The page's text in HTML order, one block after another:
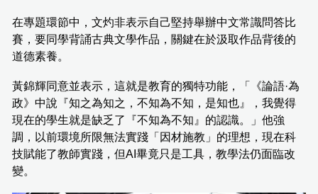
在專題環節中，文灼非表示自己堅持舉辦中文常識問答比
賽，要同學背誦古典文學作品，關鍵在於汲取作品背後的
道德素養。
黃錦輝同意並表示，這就是教育的獨特功能，「《論語·為
政》中說『知之為知之，不知為不知，是知也』，我覺得
現在的學生就是缺乏了『不知為不知』的認識。」他強
調，以前環境所限無法實踐「因材施教」的理想，現在科
技賦能了教師實踐，但AI畢竟只是工具，教學法仍面臨改
變。